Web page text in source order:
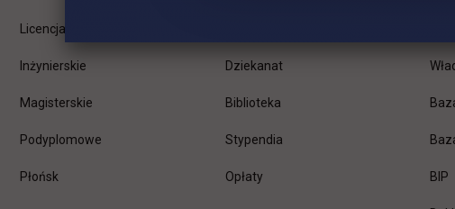
Licencjackie
Inżynierskie
Magisterskie
Podyplomowe
Płońsk
Dziekanat
Biblioteka
Stypendia
Opłaty BIP